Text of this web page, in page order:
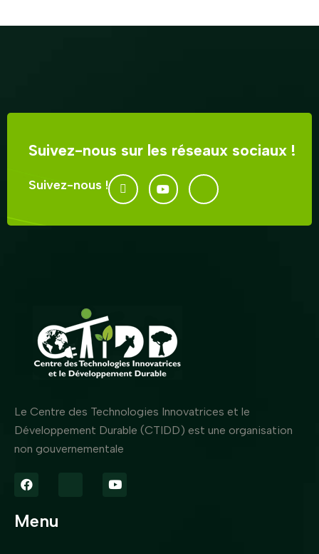
Suivez-nous sur les réseaux sociaux !
Suivez-nous !
Le Centre des Technologies Innovatrices et le
Développement Durable (CTIDD) est une organisation
non gouvernementale
Menu